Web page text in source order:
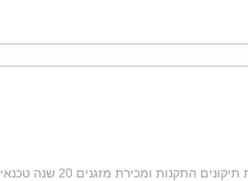
שירות תיקונים התקנות ומכירת מזגנים 20 שנה טכנאי